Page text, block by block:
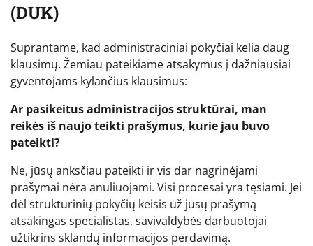
(DUK)
Suprantame, kad administraciniai pokyčiai kelia daug
klausimų. Žemiau pateikiame atsakymus į dažniausiai
gyventojams kylančius klausimus:
Ar pasikeitus administracijos struktūrai, man
reikės iš naujo teikti prašymus, kurie jau buvo
pateikti?
Ne, jūsų anksčiau pateikti ir vis dar nagrinėjami
prašymai nėra anuliuojami. Visi procesai yra tęsiami. Jei
dėl struktūrinių pokyčių keisis už jūsų prašymą
atsakingas specialistas, savivaldybės darbuotojai
užtikrins sklandų informacijos perdavimą.